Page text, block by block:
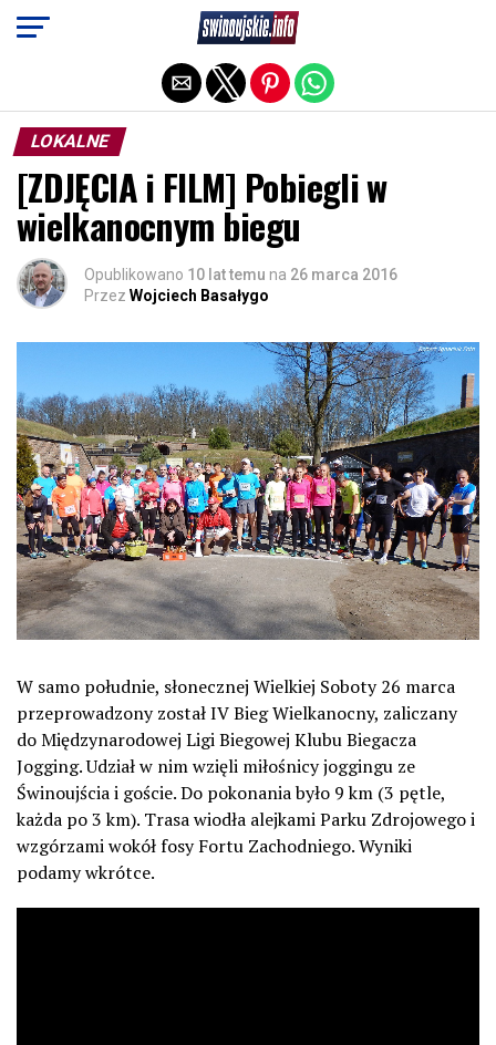
LOKALNE
[ZDJĘCIA i FILM] Pobiegli w
wielkanocnym biegu
Opublikowano 10 lat temu na 26 marca 2016
Przez Wojciech Basałygo
W samo południe, słonecznej Wielkiej Soboty 26 marca
przeprowadzony został IV Bieg Wielkanocny, zaliczany
do Międzynarodowej Ligi Biegowej Klubu Biegacza
Jogging. Udział w nim wzięli miłośnicy joggingu ze
Świnoujścia i goście. Do pokonania było 9 km (3 pętle,
każda po 3 km). Trasa wiodła alejkami Parku Zdrojowego i
wzgórzami wokół fosy Fortu Zachodniego. Wyniki
podamy wkrótce.
Exit mobile version